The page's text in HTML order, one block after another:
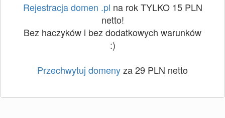
Rejestracja domen .pl na rok TYLKO 15 PLN
netto!
Bez haczyków i bez dodatkowych warunków
:)
Przechwytuj domenyza 29 PLN netto